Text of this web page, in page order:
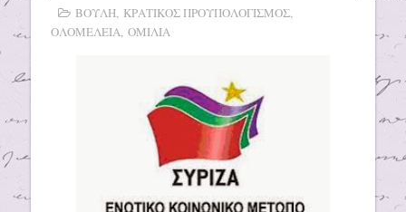
ΒΟΥΛΗ, ΚΡΑΤΙΚΟΣ ΠΡΟΥΠΟΛΟΓΙΣΜΟΣ,
ΟΛΟΜΕΛΕΙΑ, ΟΜΙΛΙΑ